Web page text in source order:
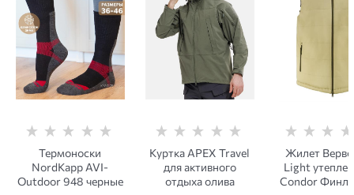
Термоноски
NordKapp AVI-
Outdoor 948 черные
Куртка APEX Travel
для активного
отдыха олива
Жилет
Light
Condor